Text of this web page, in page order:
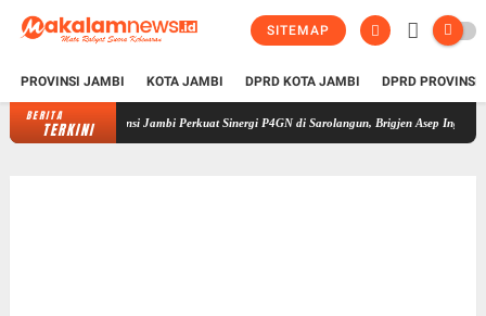
SITEMAP
PROVINSI JAMBI KOTA JAMBI DPRD KOTA JAMBI DPRD
BERITA
TERKINI
BNN Provinsi Jambi Perkuat Sinergi P4GN di Sarolangun, Brigjen Asep Ingatkan Bahaya